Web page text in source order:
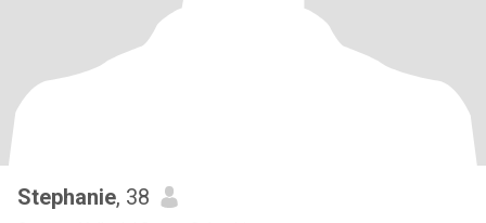
Stephanie, 38